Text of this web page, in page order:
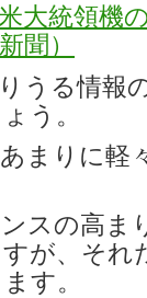
大統領機
聞）
うる情報
う。
まりに軽
スの高ま
が、それ
す。